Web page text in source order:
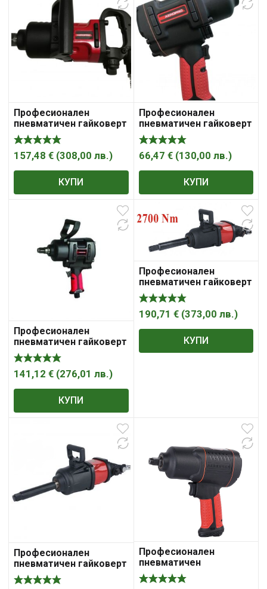
Професионален
пневматичен гайковерт
1” AP7463 AEROPRO
513005
157,48 € (308,00 лв.)
КУПИ
Професионален
пневматичен гайковерт
1/2″ AP7445 AEROPRO
513004
66,47 € (130,00 лв.)
КУПИ
Професионален
пневматичен гайковерт
1800 Nm 3/4″Dr. AP7462
141,12 € (276,01 лв.)
КУПИ
Професионален
пневматичен гайковерт
2700 Nm 1 „Dr. AP7465
190,71 € (373,00 лв.)
КУПИ
Професионален
пневматичен гайковерт
3000Nm 1 „Dr. AP7485
Професионален
пневматичен
композитен гайковерт
1/2″ Dr. AP17407